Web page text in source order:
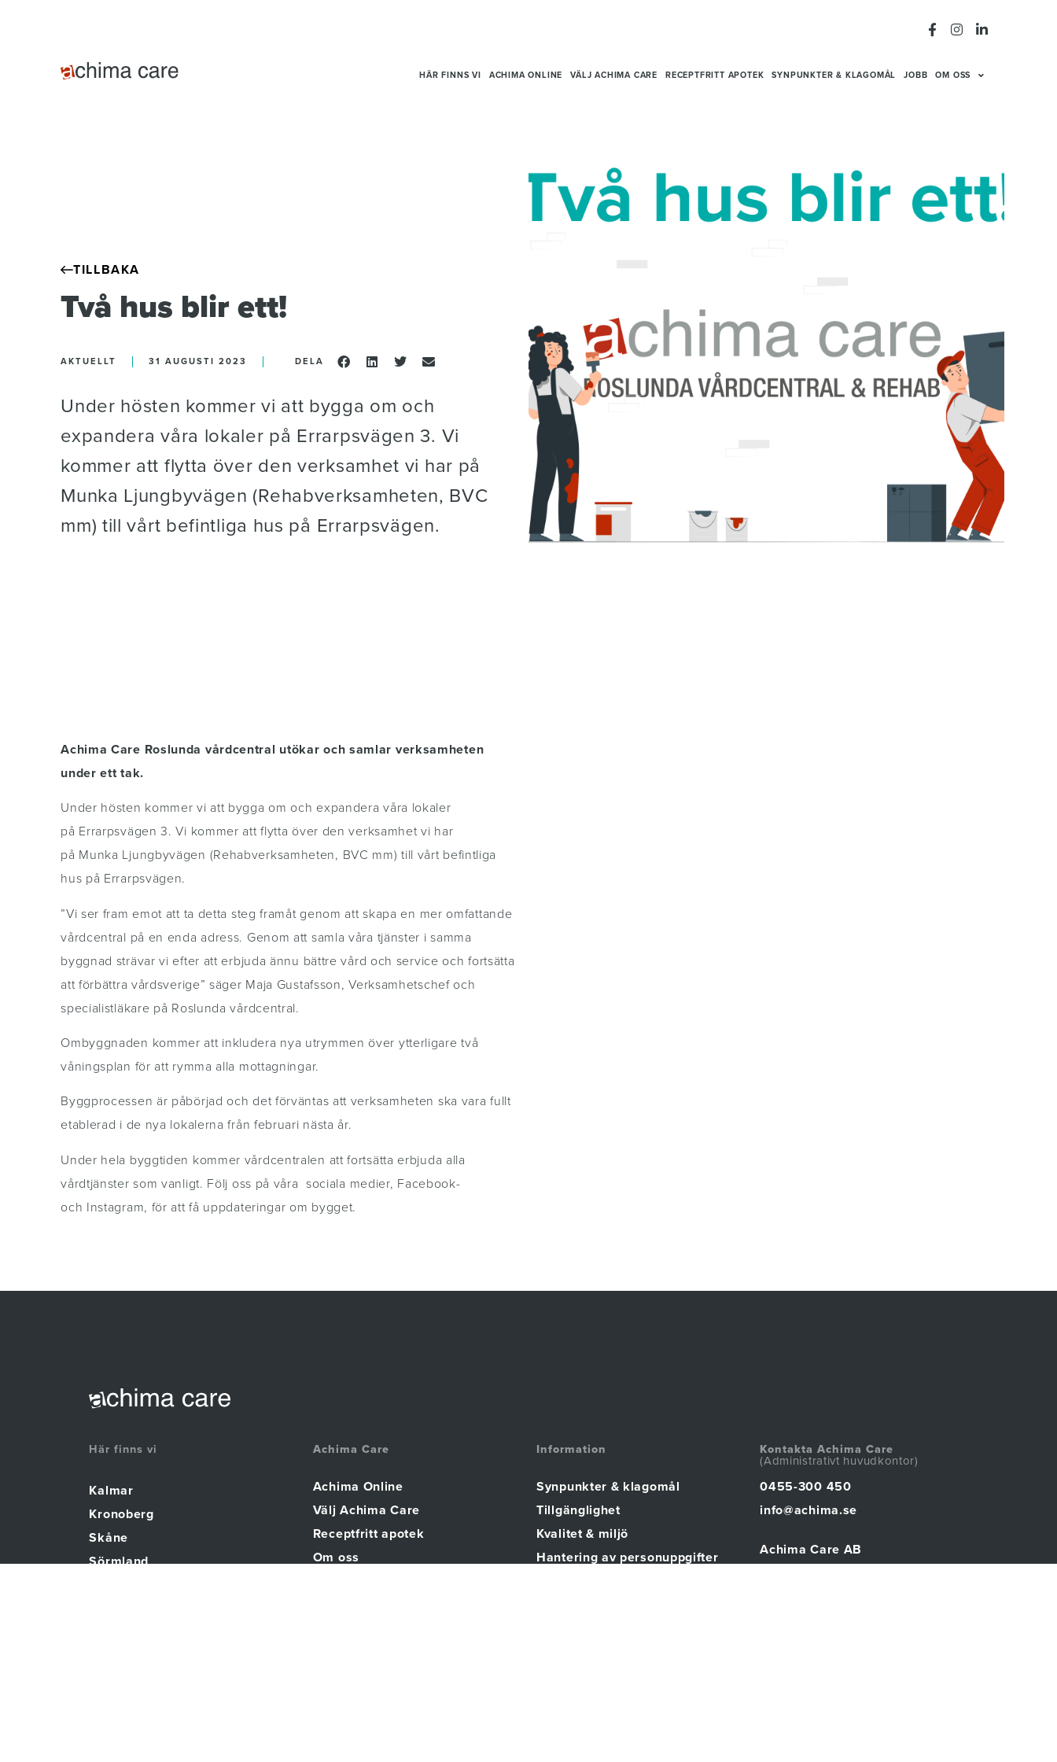
HÄR FINNS VI ACHIMA ONLINE VÄLJ ACHIMA CARE RECEPTFRITT APOTEK SYNPUNKTER & KLAGOMÅL JOBB OM OSS
TILLBAKA
Två hus blir ett!
AKTUELLT 31 AUGUSTI 2023 DELA
Under hösten kommer vi att bygga om och
expandera våra lokaler på Errarpsvägen 3. Vi
kommer att flytta över den verksamhet vi har på
Munka Ljungbyvägen (Rehabverksamheten, BVC
mm) till vårt befintliga hus på Errarpsvägen.
Achima Care Roslunda vårdcentral utökar och samlar verksamheten
under ett tak.
Under hösten kommer vi att bygga om och expandera våra lokaler
på Errarpsvägen 3. Vi kommer att flytta över den verksamhet vi har
på Munka Ljungbyvägen (Rehabverksamheten, BVC mm) till vårt befintliga
hus på Errarpsvägen.
”Vi ser fram emot att ta detta steg framåt genom att skapa en mer omfattande
vårdcentral på en enda adress. Genom att samla våra tjänster i samma
byggnad strävar vi efter att erbjuda ännu bättre vård och service och fortsätta
att förbättra vårdsverige” säger Maja Gustafsson, Verksamhetschef och
specialistläkare på Roslunda vårdcentral.
Ombyggnaden kommer att inkludera nya utrymmen över ytterligare två
våningsplan för att rymma alla mottagningar.
Byggprocessen är påbörjad och det förväntas att verksamheten ska vara fullt
etablerad i de nya lokalerna från februari nästa år.
Under hela byggtiden kommer vårdcentralen att fortsätta erbjuda alla
vårdtjänster som vanligt. Följ oss på våra sociala medier, Facebook-
och Instagram, för att få uppdateringar om bygget.
Här finns vi
Kalmar
Kronoberg
Skåne
Sörmland
Achima Care
Achima Online
Välj Achima Care
Receptfritt apotek
Om oss
Information
Synpunkter & klagomål
Tillgänglighet
Kvalitet & miljö
Hantering av personuppgifter
Kontakta Achima Care
(Administrativt huvudkontor)
0455-300 450
info@achima.se
Achima Care AB